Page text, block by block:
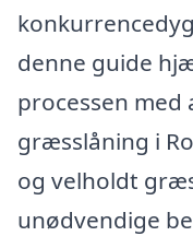
denne guide
processen
græsslåning i
og velholdt
unødvendige